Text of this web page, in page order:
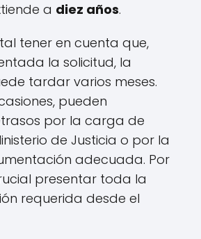
a diez años.
tener en cuenta que,
la solicitud, la
tardar varios meses.
pueden
por la carga de
de Justicia o por la
adecuada. Por
presentar toda la
requerida desde el